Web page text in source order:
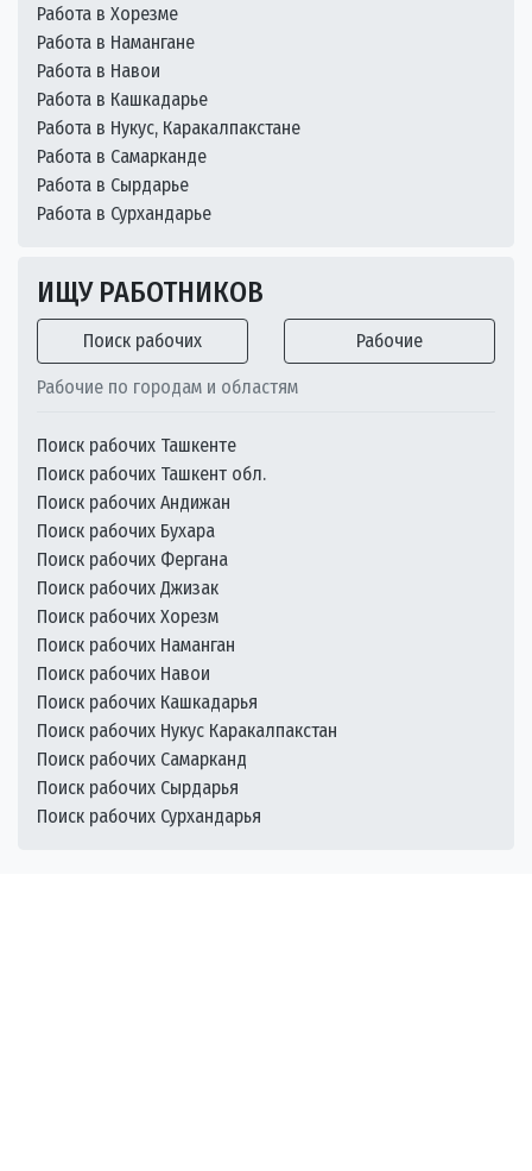
Работа в Хорезме
Работа в Намангане
Работа в Навои
Работа в Кашкадарье
Работа в Нукус, Каракалпакстане
Работа в Самарканде
Работа в Сырдарье
Работа в Сурхандарье
ИЩУ РАБОТНИКОВ
Поиск рабочих Рабочие
Рабочие по городам и областям
Поиск рабочих Ташкенте
Поиск рабочих Ташкент обл.
Поиск рабочих Андижан
Поиск рабочих Бухара
Поиск рабочих Фергана
Поиск рабочих Джизак
Поиск рабочих Хорезм
Поиск рабочих Наманган
Поиск рабочих Навои
Поиск рабочих Кашкадарья
Поиск рабочих Нукус Каракалпакстан
Поиск рабочих Самарканд
Поиск рабочих Сырдарья
Поиск рабочих Сурхандарья